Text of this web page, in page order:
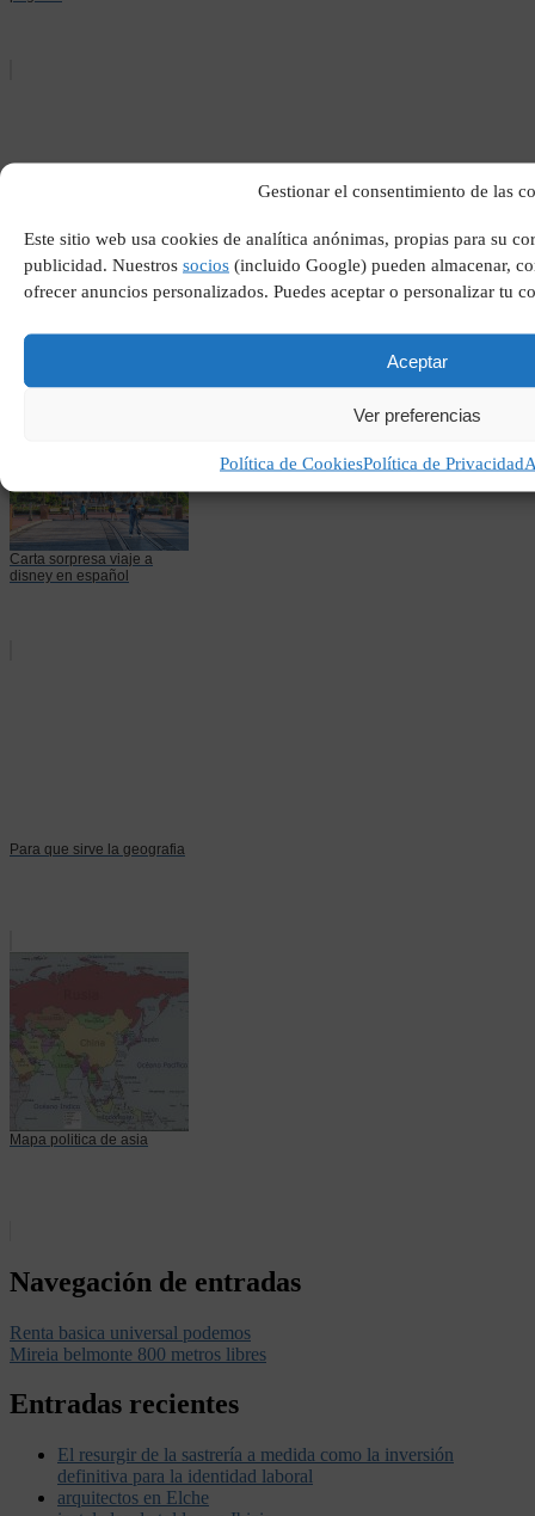
Gestionar el consentimiento de las
Este sitio web usa cookies de analítica anónimas, propias para su
publicidad. Nuestros socios (incluido Google) pueden almacenar,
ofrecer anuncios personalizados. Puedes aceptar o personalizar tu
Aceptar
Ver preferencias
Política de CookiesPolítica de Privacidad
Tarjeta de sonido externa
media markt
Carta sorpresa viaje a
disney en español
Para que sirve la geografia
Mapa politica de asia
Navegación de entradas
Renta basica universal podemos
Mireia belmonte 800 metros libres
Entradas recientes
El resurgir de la sastrería a medida como la inversión
definitiva para la identidad laboral
arquitectos en Elche